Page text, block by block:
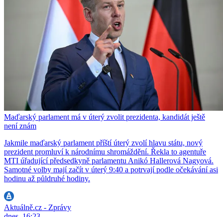
Maďarský parlament má v úterý zvolit prezidenta, kandidát ještě
není znám
Jakmile maďarský parlament příští úterý zvolí hlavu státu, nový
prezident promluví k národnímu shromáždění. Řekla to agentuře
MTI úřadující předsedkyně parlamentu Anikó Hallerová Nagyová.
Samotné volby mají začít v úterý 9:40 a potrvají podle očekávání asi
hodinu až půldruhé hodiny.
Aktuálně.cz - Zprávy